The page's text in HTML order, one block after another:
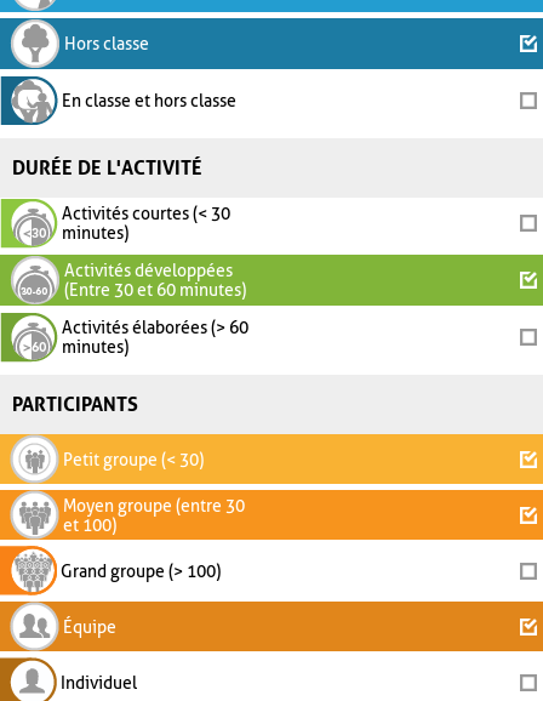
Hors classe
En classe et hors classe
DURÉE DE L'ACTIVITÉ
Activités courtes (< 30
minutes)
Activités développées
(Entre 30 et 60 minutes)
Activités élaborées (> 60
minutes)
PARTICIPANTS
Petit groupe (< 30)
Moyen groupe (entre 30
et 100)
Grand groupe (> 100)
Équipe
Individuel